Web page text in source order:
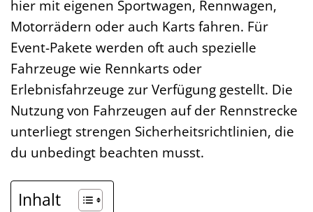
hier mit eigenen Sportwagen, Rennwagen,
Motorrädern oder auch Karts fahren. Für
Event-Pakete werden oft auch spezielle
Fahrzeuge wie Rennkarts oder
Erlebnisfahrzeuge zur Verfügung gestellt. Die
Nutzung von Fahrzeugen auf der Rennstrecke
unterliegt strengen Sicherheitsrichtlinien, die
du unbedingt beachten musst.
Inhalt